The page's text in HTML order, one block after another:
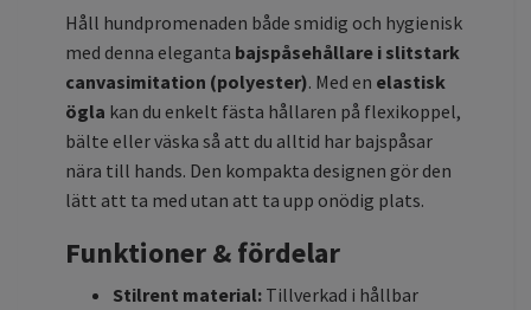
Håll hundpromenaden både smidig och hygienisk
med denna eleganta bajspåsehållare i slitstark
canvasimitation (polyester). Med en elastisk
ögla kan du enkelt fästa hållaren på flexikoppel,
bälte eller väska så att du alltid har bajspåsar
nära till hands. Den kompakta designen gör den
lätt att ta med utan att ta upp onödig plats.
Funktioner & fördelar
Stilrent material: Tillverkad i hållbar